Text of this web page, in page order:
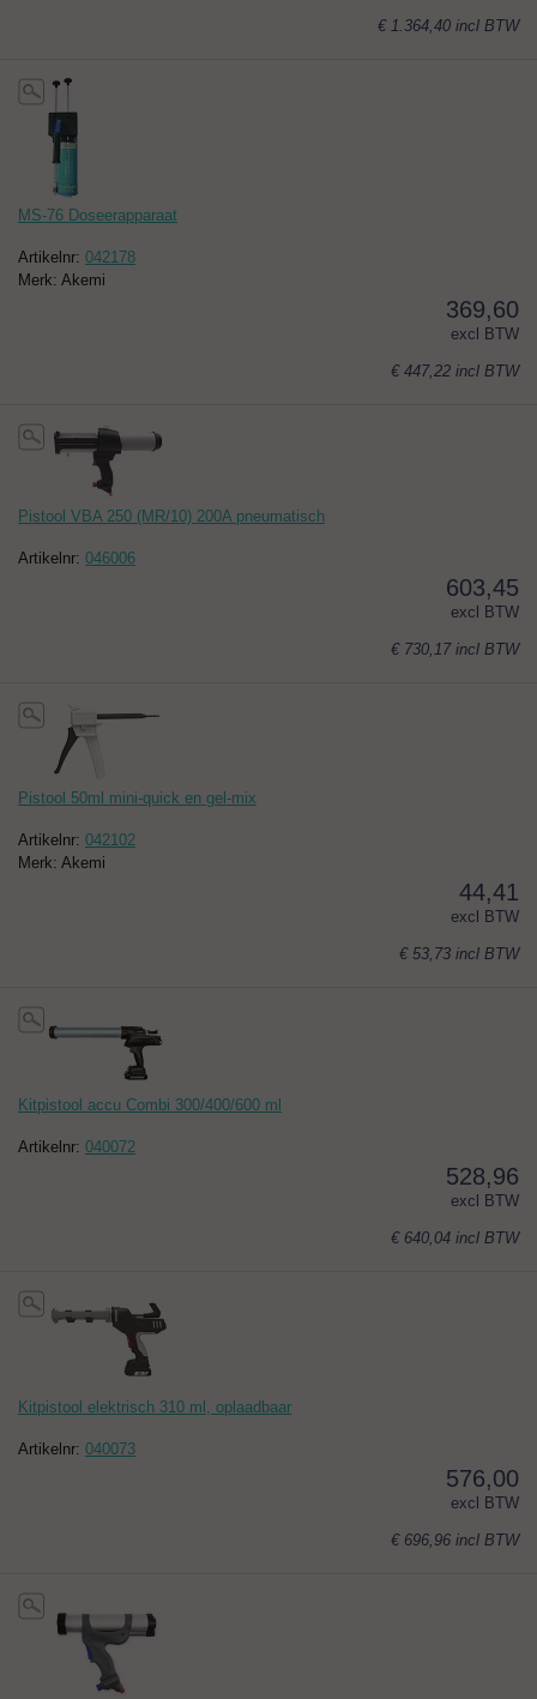
€ 1.364,40 incl BTW
MS-76 Doseerapparaat
Artikelnr: 042178
Merk: Akemi
369,60
excl BTW
€ 447,22 incl BTW
Pistool VBA 250 (MR/10) 200A pneumatisch
Artikelnr: 046006
603,45
excl BTW
€ 730,17 incl BTW
Pistool 50ml mini-quick en gel-mix
Artikelnr: 042102
Merk: Akemi
44,41
excl BTW
€ 53,73 incl BTW
Kitpistool accu Combi 300/400/600 ml
Artikelnr: 040072
528,96
excl BTW
€ 640,04 incl BTW
Kitpistool elektrisch 310 ml, oplaadbaar
Artikelnr: 040073
576,00
excl BTW
€ 696,96 incl BTW